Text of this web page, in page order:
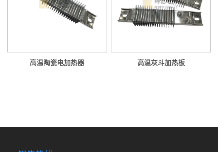
高温陶瓷电加热器 高温灰斗加热板